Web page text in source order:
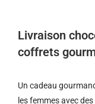
Livraison
coffrets
Un cadeau
les femmes avec